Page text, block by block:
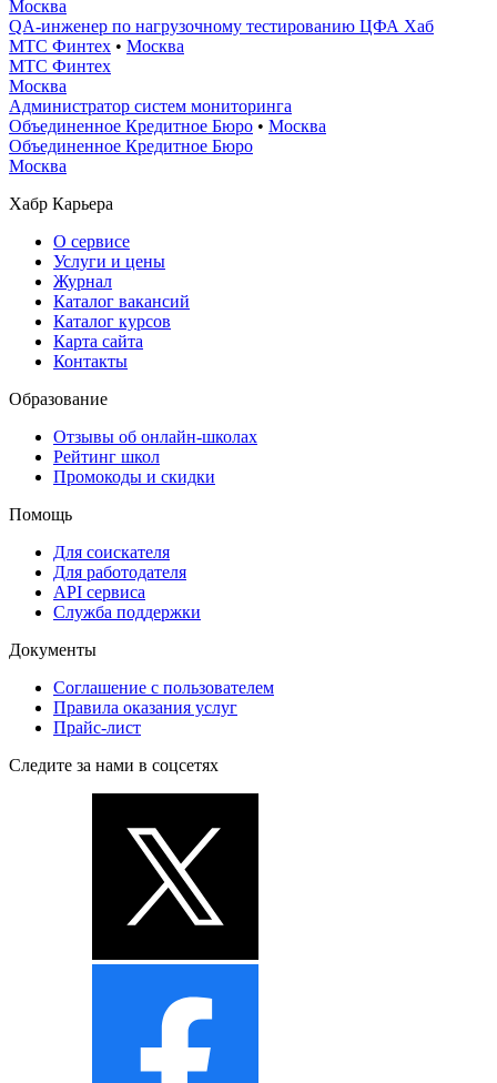
Москва
QA-инженер по нагрузочному тестированию ЦФА Хаб
МТС Финтех • Москва
МТС Финтех
Москва
Администратор систем мониторинга
Объединенное Кредитное Бюро • Москва
Объединенное Кредитное Бюро
Москва
Хабр Карьера
О сервисе
Услуги и цены
Журнал
Каталог вакансий
Каталог курсов
Карта сайта
Контакты
Образование
Отзывы об онлайн-школах
Рейтинг школ
Промокоды и скидки
Помощь
Для соискателя
Для работодателя
API сервиса
Служба поддержки
Документы
Соглашение с пользователем
Правила оказания услуг
Прайс-лист
Следите за нами в соцсетях